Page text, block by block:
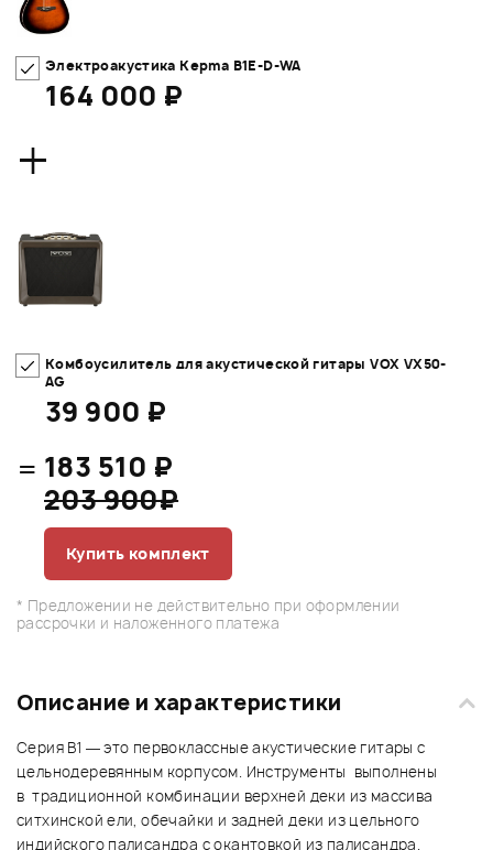
Электроакустика Kepma B1E-D-WA
164 000 ₽
+
Комбоусилитель для акустической гитары VOX VX50-
AG
39 900 ₽
= 183 510 ₽
203 900₽
Купить комплект
* Предложении не действительно при оформлении
рассрочки и наложенного платежа
Описание и характеристики
Серия B1 — это первоклассные акустические гитары с
цельнодеревянным корпусом. Инструменты выполнены
в традиционной комбинации верхней деки из массива
ситхинской ели, обечайки и задней деки из цельного
индийского палисандра с окантовкой из палисандра.